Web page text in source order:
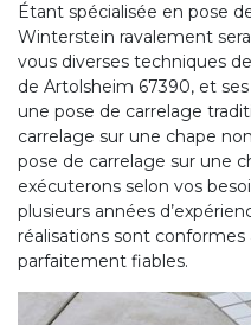
Étant spécialisée en pose
Winterstein ravalement
vous diverses techniques
de Artolsheim 67390, et
une pose de carrelage
carrelage sur une chape
pose de carrelage sur une
exécuterons selon vos
plusieurs années
réalisations sont conformes
parfaitement fiables.